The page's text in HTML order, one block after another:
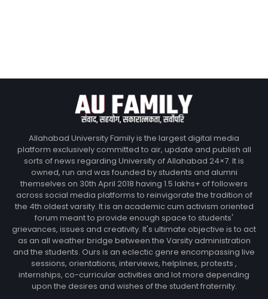
Allahabad University Family is the largest digital media
platform exclusively committed to air, update and publish all
sorts of news regarding University of Allahabad 24×7. It is
owned, run and was founded by students and alumni
themselves on 30th April 2018 having 1.5 lakhs+ of followers
across social media platforms to reinvigorate the tradition of
the 4th oldest varsity. It is an academic cum activism oriented
forum meant to provide enough space to students'
grievances, issues and creativity. It's ultimate objective is to act
as an all weather bridge between the Varsity administration
and the students. Ours is an eclectic genre encompassing live
sessions, orientations, interviews, helplines, protests ,
internships, co-curricular activities and lot more depending
upon the desires and wishes of the student fraternity.